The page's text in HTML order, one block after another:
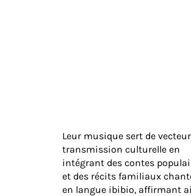
Leur musique sert de
transmission culturelle en
intégrant des contes
et des récits familiaux
en langue ibibio, affirmant